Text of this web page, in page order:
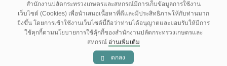
สำนักงานปลัดกระทรวงเกษตรและสหกรณ์มีการเก็บข้อมูลการใช้งาน
เว็บไซต์ (Cookies) เพื่อนำเสนอเนื้อหาที่ดีและมีประสิทธิภาพให้กับท่านมาก
ยิ่งขึ้น โดยการเข้าใช้งานเว็บไซต์นี้ถือว่าท่านได้อนุญาตและยอมรับให้มีการ
ใช้คุกกี้ตามนโยบายการใช้คุ้กกี้ของสำนักงานปลัดกระทรวงเกษตรและ
สหกรณ์ อ่านเพิ่มเติม
ตกลง